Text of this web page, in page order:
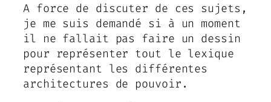
A force de discuter de ces sujets,
je me suis demandé si à un moment
il ne fallait pas faire un dessin
pour représenter tout le lexique
représentant les différentes
architectures de pouvoir.